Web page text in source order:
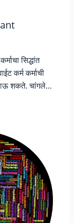
सिद्धांत
कर्म कर्माची
जाऊ शकते. चांगले…